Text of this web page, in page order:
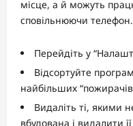
місце, а й можуть
сповільнюючи телефон.
Перейдіть у
Відсортуйте
найбільших
Видаліть ті, якими
вбудована і видалити